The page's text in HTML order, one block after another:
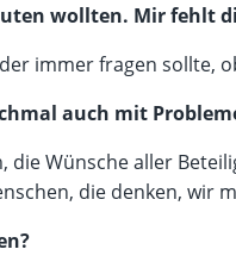
wollten. Mir fehlt
immer fragen sollte,
auch mit
die Wünsche aller
die denken, wir